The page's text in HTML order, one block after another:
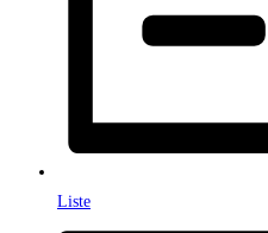
Liste